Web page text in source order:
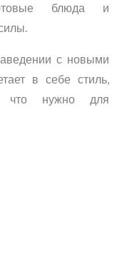
блюда и
с новыми
в себе стиль,
что нужно для